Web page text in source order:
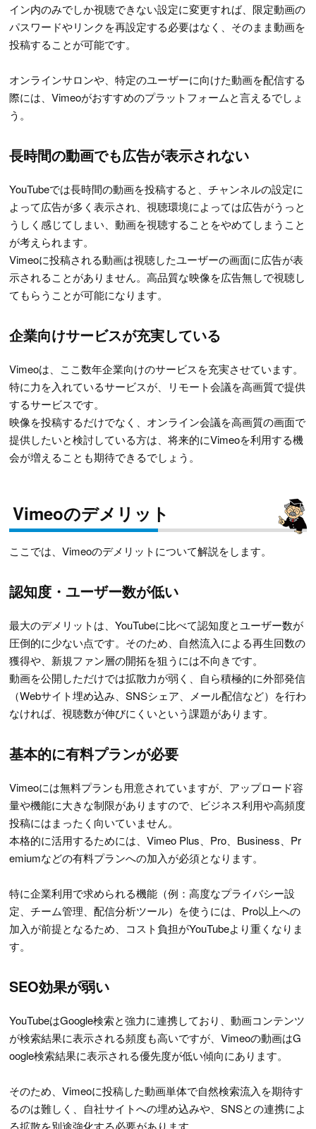
イン内のみでしか視聴できない設定に変更すれば、限定動画の
パスワードやリンクを再設定する必要はなく、そのまま動画を
投稿することが可能です。
オンラインサロンや、特定のユーザーに向けた動画を配信する
際には、Vimeoがおすすめのプラットフォームと言えるでしょ
う。
長時間の動画でも広告が表示されない
YouTubeでは長時間の動画を投稿すると、チャンネルの設定に
よって広告が多く表示され、視聴環境によっては広告がうっと
うしく感じてしまい、動画を視聴することをやめてしまうこと
が考えられます。
Vimeoに投稿される動画は視聴したユーザーの画面に広告が表
示されることがありません。高品質な映像を広告無しで視聴し
てもらうことが可能になります。
企業向けサービスが充実している
Vimeoは、ここ数年企業向けのサービスを充実させています。
特に力を入れているサービスが、リモート会議を高画質で提供
するサービスです。
映像を投稿するだけでなく、オンライン会議を高画質の画面で
提供したいと検討している方は、将来的にVimeoを利用する機
会が増えることも期待できるでしょう。
Vimeoのデメリット
ここでは、Vimeoのデメリットについて解説をします。
認知度・ユーザー数が低い
最大のデメリットは、YouTubeに比べて認知度とユーザー数が
圧倒的に少ない点です。そのため、自然流入による再生回数の
獲得や、新規ファン層の開拓を狙うには不向きです。
動画を公開しただけでは拡散力が弱く、自ら積極的に外部発信
（Webサイト埋め込み、SNSシェア、メール配信など）を行わ
なければ、視聴数が伸びにくいという課題があります。
基本的に有料プランが必要
Vimeoには無料プランも用意されていますが、アップロード容
量や機能に大きな制限がありますので、ビジネス利用や高頻度
投稿にはまったく向いていません。
本格的に活用するためには、Vimeo Plus、Pro、Business、Pr
emiumなどの有料プランへの加入が必須となります。
特に企業利用で求められる機能（例：高度なプライバシー設
定、チーム管理、配信分析ツール）を使うには、Pro以上への
加入が前提となるため、コスト負担がYouTubeより重くなりま
す。
SEO効果が弱い
YouTubeはGoogle検索と強力に連携しており、動画コンテンツ
が検索結果に表示される頻度も高いですが、Vimeoの動画はG
oogle検索結果に表示される優先度が低い傾向にあります。
そのため、Vimeoに投稿した動画単体で自然検索流入を期待す
るのは難しく、自社サイトへの埋め込みや、SNSとの連携によ
る拡散を別途強化する必要があります。